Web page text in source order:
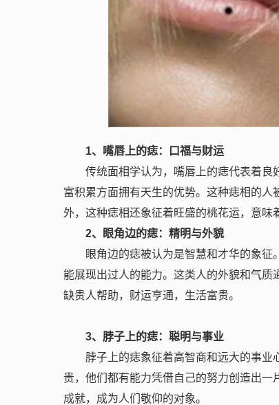
1、嘴唇上的痣：口福与财运
传统面相学认为，嘴唇上的痣代表着
富积累方面拥有天生的优势。这种痣相的
外，这种痣相还象征着旺盛的桃花运，意味
2、眼角边的痣：精明与外貌
眼角边的痣被认为是智慧和才华的象
能展现出过人的能力。这类人的外貌和气
缺贵人帮助，财运亨通，生活富贵。
3、脖子上的痣：聪明与事业
脖子上的痣象征着高智商和远大的事
贵，他们都有能力凭借自己的努力创造出
成就，成为人们敬仰的对象。